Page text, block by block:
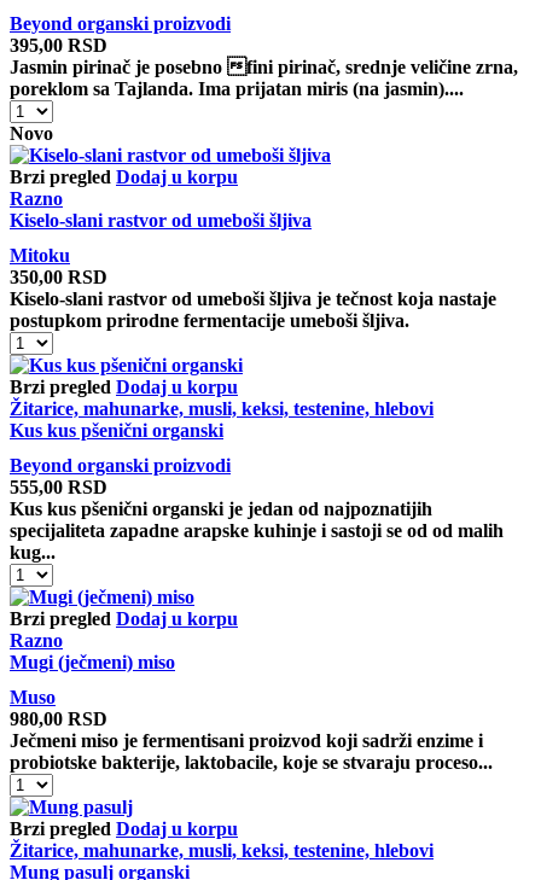
cena
za
500
g
količina
Beyond organski proizvodi
395,00 RSD
Jasmin pirinač je posebno fini pirinač, srednje veličine zrna,
poreklom sa Tajlanda. Ima prijatan miris (na jasmin)....
Jasmin
integralni
pirinač
organski
količina
Novo
Brzi pregled Dodaj u korpu
Razno
Kiselo-slani rastvor od umeboši šljiva
Mitoku
350,00 RSD
Kiselo-slani rastvor od umeboši šljiva je tečnost koja nastaje
postupkom prirodne fermentacije umeboši šljiva.
Kiselo-
slani
rastvor
od
umeboši
količina
Brzi pregled Dodaj u korpu
Žitarice, mahunarke, musli, keksi, testenine, hlebovi
Kus kus pšenični organski
Beyond organski proizvodi
555,00 RSD
Kus kus pšenični organski je jedan od najpoznatijih
specijaliteta zapadne arapske kuhinje i sastoji se od od malih
kug...
Kus
kus
pšenični
organski
količina
Brzi pregled Dodaj u korpu
Razno
Mugi (ječmeni) miso
Muso
980,00 RSD
Ječmeni miso je fermentisani proizvod koji sadrži enzime i
probiotske bakterije, laktobacile, koje se stvaraju proceso...
Mugi
(ječmeni)
miso
količina
Brzi pregled Dodaj u korpu
Žitarice, mahunarke, musli, keksi, testenine, hlebovi
Mung pasulj organski